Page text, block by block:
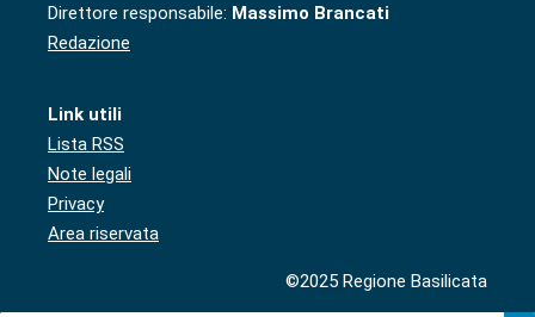
Direttore responsabile: Massimo Brancati
Redazione
Link utili
Lista RSS
Note legali
Privacy
Area riservata
©2025 Regione Basilicata